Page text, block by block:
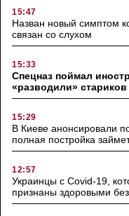
15:47
Назван новый симптом
связан со слухом
15:33
Спецназ поймал
«разводили»
15:29
В Киеве анонсировали
полная постройка
12:57
Украинцы с Covid-19,
признаны здоровыми